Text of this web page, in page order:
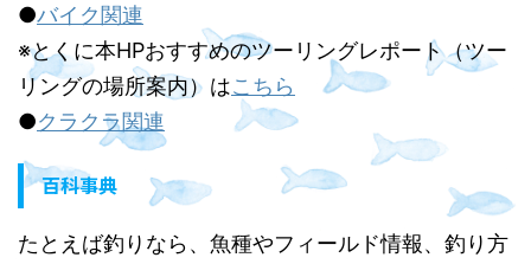
●バイク関連
※とくに本HPおすすめのツーリングレポート（ツー
リングの場所案内）はこちら
●クラクラ関連
百科事典
たとえば釣りなら、魚種やフィールド情報、釣り方